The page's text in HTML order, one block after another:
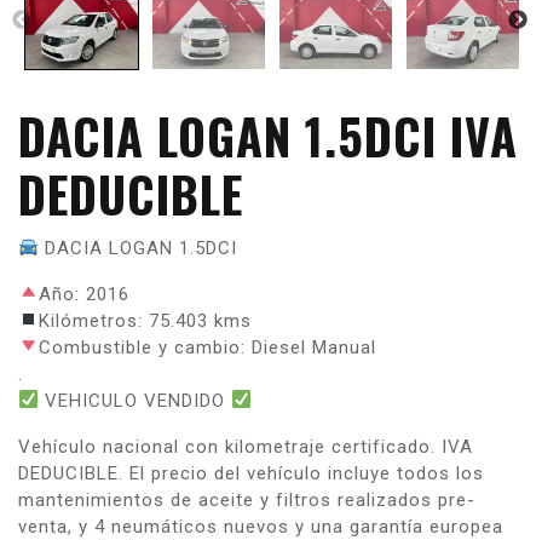
DACIA LOGAN 1.5DCI IVA
DEDUCIBLE
DACIA LOGAN 1.5DCI
Año: 2016
Kilómetros: 75.403 kms
Combustible y cambio: Diesel Manual
.
VEHICULO VENDIDO
Vehículo nacional con kilometraje certificado. IVA
DEDUCIBLE. El precio del vehículo incluye todos los
mantenimientos de aceite y filtros realizados pre-
venta, y 4 neumáticos nuevos y una garantía europea